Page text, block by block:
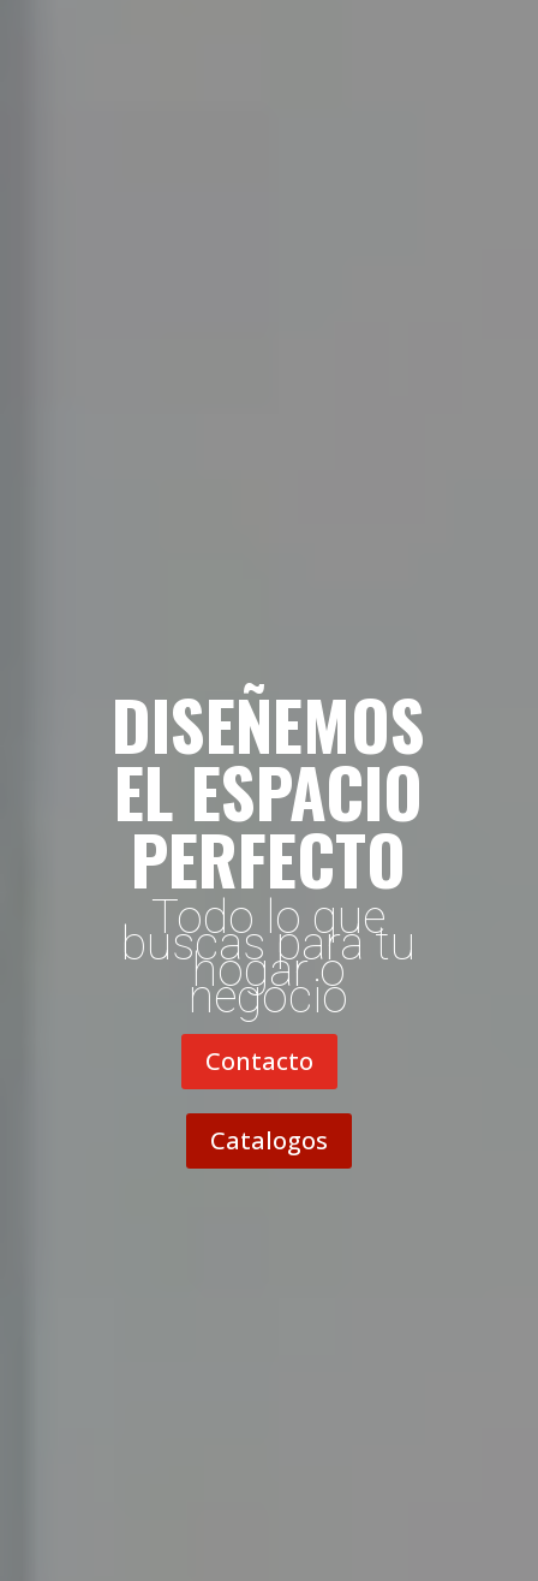
DISEÑEMOS
EL ESPACIO
PERFECTO
Todo lo que
buscas para tu
hogar o
negocio
Contacto
Catalogos